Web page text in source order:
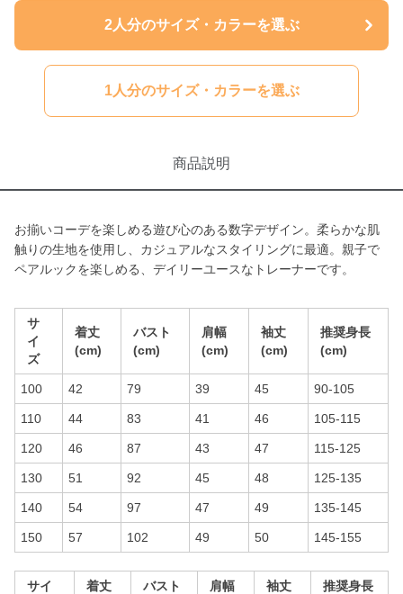
2人分のサイズ・カラーを選ぶ
1人分のサイズ・カラーを選ぶ
商品説明
お揃いコーデを楽しめる遊び心のある数字デザイン。柔らかな肌
触りの生地を使用し、カジュアルなスタイリングに最適。親子で
ペアルックを楽しめる、デイリーユースなトレーナーです。
サ
イ
ズ
着丈
(cm)
バスト
(cm)
肩幅
(cm)
袖丈
(cm)
推奨身長
(cm)
100 42 79 39 45 90-105
110 44 83 41 46 105-115
120 46 87 43 47 115-125
130 51 92 45 48 125-135
140 54 97 47 49 135-145
150 57 102 49 50 145-155
サイ
着丈
バスト
肩幅
袖丈
推奨身長